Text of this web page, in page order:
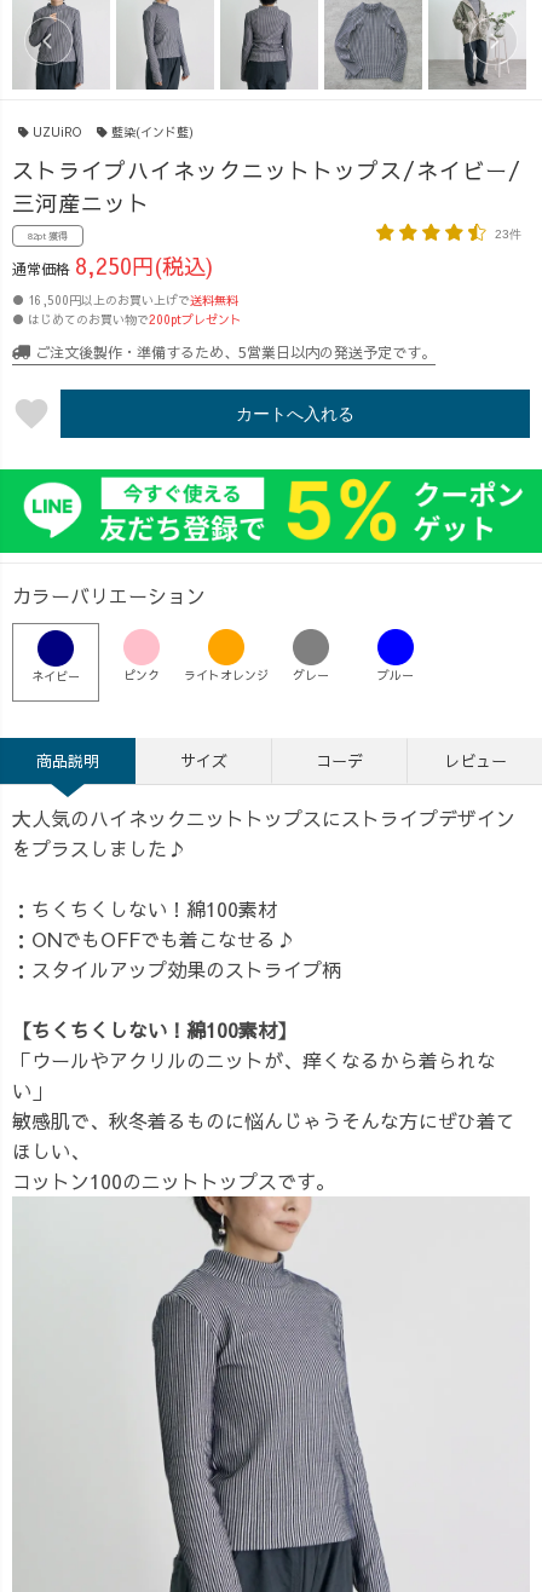
UZUiRO 藍染(インド藍)
ストライプハイネックニットトップス/ネイビー/
三河産ニット
82pt 獲得 23件
通常価格 8,250円(税込)
● 16,500円以上のお買い上げで送料無料
● はじめてのお買い物で200ptプレゼント
ご注文後製作・準備するため、5営業日以内の発送予定です。
favorite カートへ入れる
カラーバリエーション
ネイビー ピンク ライトオレンジ グレー ブルー
商品説明 サイズ コーデ レビュー
大人気のハイネックニットトップスにストライプデザイン
をプラスしました♪
：ちくちくしない！綿100素材
：ONでもOFFでも着こなせる♪
：スタイルアップ効果のストライプ柄
【ちくちくしない！綿100素材】
「ウールやアクリルのニットが、痒くなるから着られな
い」
敏感肌で、秋冬着るものに悩んじゃうそんな方にぜひ着て
ほしい、
コットン100のニットトップスです。